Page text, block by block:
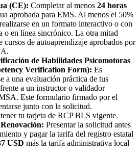
(CE): Completar al menos 24 horas
aprobada para EMS. Al menos el 50%
en un formato interactivo o con
o en línea sincrónico. La otra mitad
cursos de autoaprendizaje aprobados por
de Habilidades Psicomotoras
Verification Form): Es
a una evaluación práctica de tus
a un instructor o validador
Este formulario firmado por el
junto con la solicitud.
tu tarjeta de RCP BLS vigente.
Presentar la solicitud antes
y pagar la tarifa del registro estatal
USD más la tarifa administrativa local